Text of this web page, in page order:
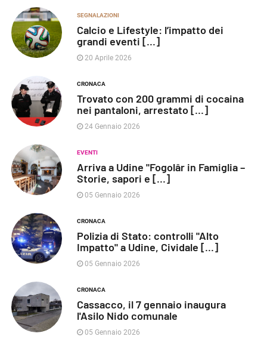
SEGNALAZIONI
Calcio e Lifestyle: l’impatto dei
grandi eventi [...]
20 Aprile 2026
CRONACA
Trovato con 200 grammi di cocaina
nei pantaloni, arrestato [...]
24 Gennaio 2026
EVENTI
Arriva a Udine "Fogolâr in Famiglia –
Storie, sapori e [...]
05 Gennaio 2026
CRONACA
Polizia di Stato: controlli "Alto
Impatto" a Udine, Cividale [...]
05 Gennaio 2026
CRONACA
Cassacco, il 7 gennaio inaugura
l'Asilo Nido comunale
05 Gennaio 2026